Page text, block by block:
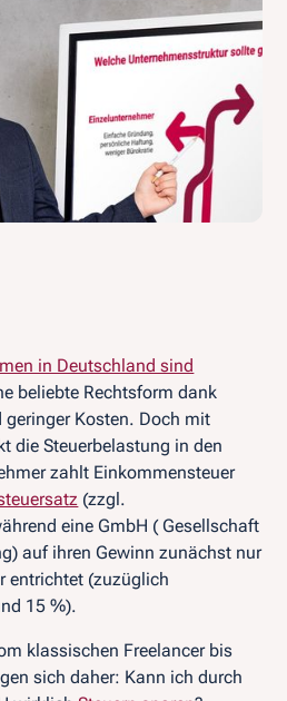
in Deutschland sind
beliebte Rechtsform dank
Kosten. Doch mit
die Steuerbelastung in den
zahlt Einkommensteuer
(zzgl.
eine GmbH ( Gesellschaft
auf ihren Gewinn zunächst nur
entrichtet (zuzüglich
15 %).
klassischen Freelancer bis
sich daher: Kann ich durch